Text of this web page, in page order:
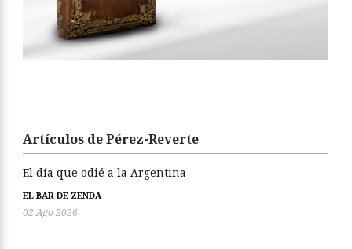
Artículos de Pérez-Reverte
El día que odié a la Argentina
EL BAR DE ZENDA
02 Ago 2026